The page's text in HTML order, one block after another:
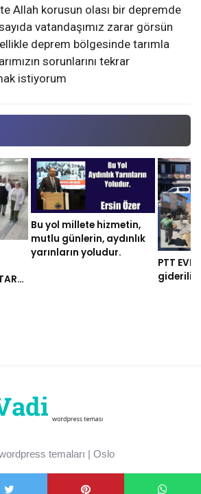
Allah korusun olası bir depremde
vatandaşımız zarar görsün
deprem bölgesinde tarımla
sorunlarını tekrar
istiyorum
Bu yol millete hizmetin,
mutlu günlerin, aydınlık
yarınların yoludur.
PTT
temaları | Oslo